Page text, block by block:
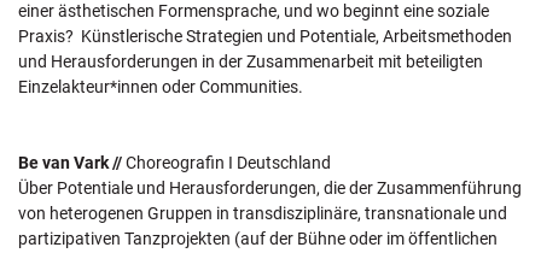
einer ästhetischen Formensprache, und wo beginnt eine soziale
Praxis? Künstlerische Strategien und Potentiale, Arbeitsmethoden
und Herausforderungen in der Zusammenarbeit mit beteiligten
Einzelakteur*innen oder Communities.
Be van Vark //Choreografin I Deutschland
Über Potentiale und Herausforderungen, die der Zusammenführung
von heterogenen Gruppen in transdisziplinäre, transnationale und
partizipativen Tanzprojekten (auf der Bühne oder im öffentlichen